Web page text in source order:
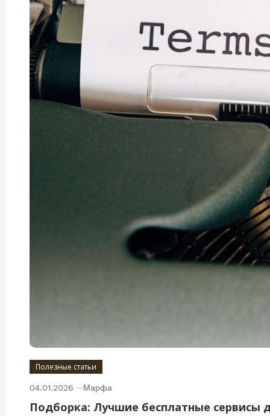
Полезные статьи
04.01.2026 Марфа
Подборка: Лучшие бесплатные сервисы